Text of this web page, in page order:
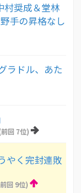
奨成＆堂林
手の昇格なし
ラドル、あた
回 7位)
やく完封連敗
回 9位)